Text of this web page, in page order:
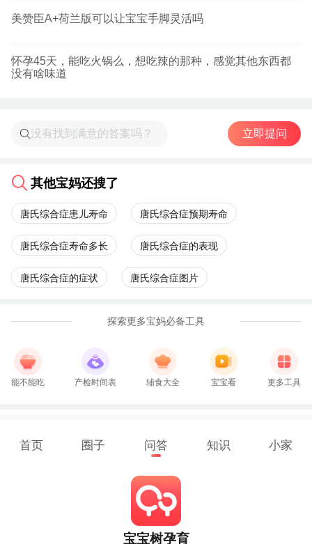
美赞臣A+荷兰版可以让宝宝手脚灵活吗
怀孕45天，能吃火锅么，想吃辣的那种，感觉其他东西都
没有啥味道
立即提问
其他宝妈还搜了
唐氏综合症患儿寿命 唐氏综合症预期寿命
唐氏综合症寿命多长 唐氏综合症的表现
唐氏综合症的症状 唐氏综合症图片
探索更多宝妈必备工具
能不能吃 产检时间表 辅食大全 宝宝看 更多工具
首页 圈子 问答 知识 小家
宝宝树孕育